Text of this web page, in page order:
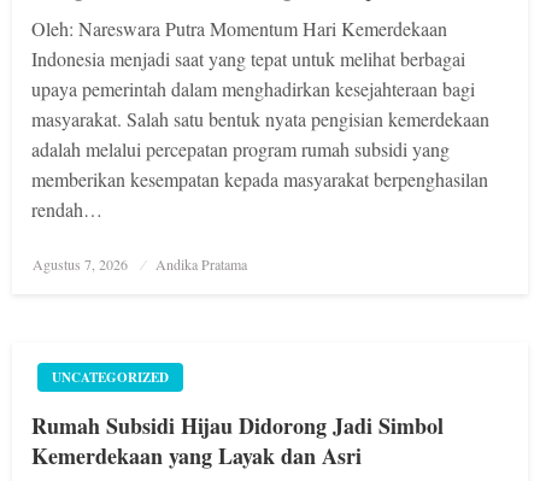
Oleh: Nareswara Putra Momentum Hari Kemerdekaan
Indonesia menjadi saat yang tepat untuk melihat berbagai
upaya pemerintah dalam menghadirkan kesejahteraan bagi
masyarakat. Salah satu bentuk nyata pengisian kemerdekaan
adalah melalui percepatan program rumah subsidi yang
memberikan kesempatan kepada masyarakat berpenghasilan
rendah…
Posted
Agustus 7, 2026 Andika Pratama
UNCATEGORIZED
Rumah Subsidi Hijau Didorong Jadi Simbol
Kemerdekaan yang Layak dan Asri